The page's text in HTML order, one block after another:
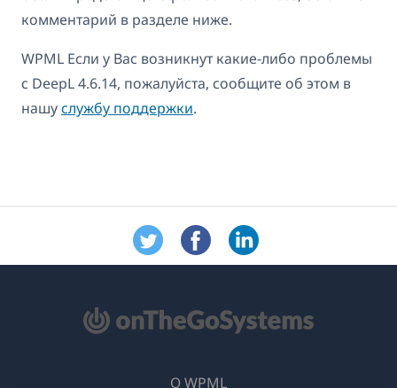
комментарий в разделе ниже.
WPML Если у Вас возникнут какие-либо проблемы
с DeepL 4.6.14, пожалуйста, сообщите об этом в
нашуслужбу поддержки.
О WPML